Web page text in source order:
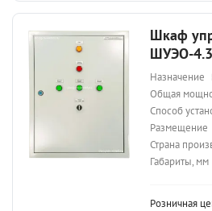
Шкаф
ШУЭО-
Назначение
Общая
Способ
Размещение
Страна
Габариты, мм
Розничная